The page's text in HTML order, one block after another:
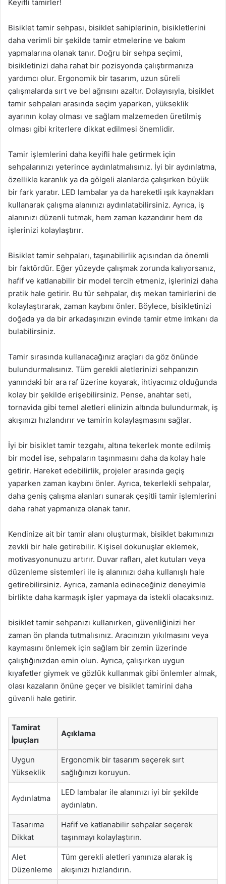
Keyifli tamirler!
Bisiklet tamir sehpası, bisiklet sahiplerinin, bisikletlerini
daha verimli bir şekilde tamir etmelerine ve bakım
yapmalarına olanak tanır. Doğru bir sehpa seçimi,
bisikletinizi daha rahat bir pozisyonda çalıştırmanıza
yardımcı olur. Ergonomik bir tasarım, uzun süreli
çalışmalarda sırt ve bel ağrısını azaltır. Dolayısıyla, bisiklet
tamir sehpaları arasında seçim yaparken, yükseklik
ayarının kolay olması ve sağlam malzemeden üretilmiş
olması gibi kriterlere dikkat edilmesi önemlidir.
Tamir işlemlerini daha keyifli hale getirmek için
sehpalarınızı yeterince aydınlatmalısınız. İyi bir aydınlatma,
özellikle karanlık ya da gölgeli alanlarda çalışırken büyük
bir fark yaratır. LED lambalar ya da hareketli ışık kaynakları
kullanarak çalışma alanınızı aydınlatabilirsiniz. Ayrıca, iş
alanınızı düzenli tutmak, hem zaman kazandırır hem de
işlerinizi kolaylaştırır.
Bisiklet tamir sehpaları, taşınabilirlik açısından da önemli
bir faktördür. Eğer yüzeyde çalışmak zorunda kalıyorsanız,
hafif ve katlanabilir bir model tercih etmeniz, işlerinizi daha
pratik hale getirir. Bu tür sehpalar, dış mekan tamirlerini de
kolaylaştırarak, zaman kaybını önler. Böylece, bisikletinizi
doğada ya da bir arkadaşınızın evinde tamir etme imkanı da
bulabilirsiniz.
Tamir sırasında kullanacağınız araçları da göz önünde
bulundurmalısınız. Tüm gerekli aletlerinizi sehpanızın
yanındaki bir ara raf üzerine koyarak, ihtiyacınız olduğunda
kolay bir şekilde erişebilirsiniz. Pense, anahtar seti,
tornavida gibi temel aletleri elinizin altında bulundurmak, iş
akışınızı hızlandırır ve tamirin kolaylaşmasını sağlar.
İyi bir bisiklet tamir tezgahı, altına tekerlek monte edilmiş
bir model ise, sehpaların taşınmasını daha da kolay hale
getirir. Hareket edebilirlik, projeler arasında geçiş
yaparken zaman kaybını önler. Ayrıca, tekerlekli sehpalar,
daha geniş çalışma alanları sunarak çeşitli tamir işlemlerini
daha rahat yapmanıza olanak tanır.
Kendinize ait bir tamir alanı oluşturmak, bisiklet bakımınızı
zevkli bir hale getirebilir. Kişisel dokunuşlar eklemek,
motivasyonunuzu artırır. Duvar rafları, alet kutuları veya
düzenleme sistemleri ile iş alanınızı daha kullanışlı hale
getirebilirsiniz. Ayrıca, zamanla edineceğiniz deneyimle
birlikte daha karmaşık işler yapmaya da istekli olacaksınız.
bisiklet tamir sehpanızı kullanırken, güvenliğinizi her
zaman ön planda tutmalısınız. Aracınızın yıkılmasını veya
kaymasını önlemek için sağlam bir zemin üzerinde
çalıştığınızdan emin olun. Ayrıca, çalışırken uygun
kıyafetler giymek ve gözlük kullanmak gibi önlemler almak,
olası kazaların önüne geçer ve bisiklet tamirini daha
güvenli hale getirir.
Tamirat
İpuçları
Açıklama
Uygun
Yükseklik
Ergonomik bir tasarım seçerek sırt
sağlığınızı koruyun.
Aydınlatma
LED lambalar ile alanınızı iyi bir şekilde
aydınlatın.
Tasarıma
Dikkat
Hafif ve katlanabilir sehpalar seçerek
taşınmayı kolaylaştırın.
Alet
Düzenleme
Tüm gerekli aletleri yanınıza alarak iş
akışınızı hızlandırın.